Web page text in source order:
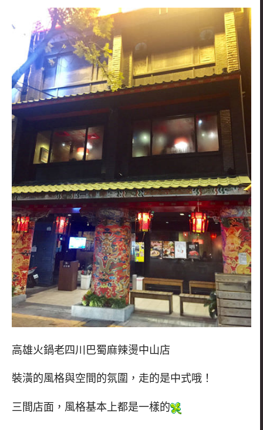
高雄火鍋老四川巴蜀麻辣燙中山店
裝潢的風格與空間的氛圍，走的是中式哦！
三間店面，風格基本上都是一樣的